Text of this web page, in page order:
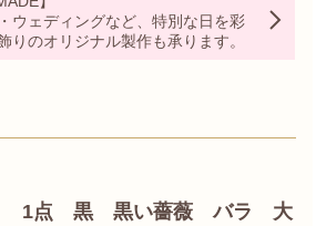
ウェディングなど、特別な日を彩
りのオリジナル製作も承ります。
り 1点 黒 黒い薔薇 バラ 大